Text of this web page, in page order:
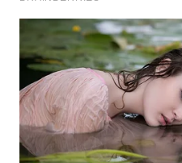
TINGGI
WN
PAKPAK
WN
KARAWANG